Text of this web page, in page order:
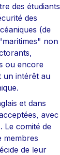
des étudiants
des
(de
non
ou encore
un intérêt au
et dans
avec
Le comité de
membres
de leur